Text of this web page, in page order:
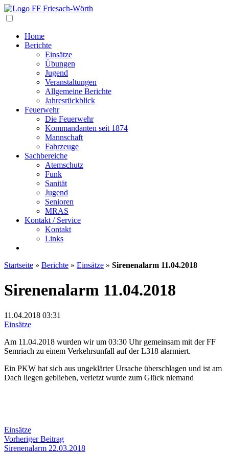
Home
Berichte
Einsätze
Übungen
Jugend
Veranstaltungen
Allgemeine Berichte
Jahresrückblick
Feuerwehr
Die Feuerwehr
Kommandanten seit 1874
Mannschaft
Fahrzeuge
Sachbereiche
Atemschutz
Funk
Sanität
Jugend
Senioren
MRAS
Kontakt / Service
Kontakt
Links
Startseite » Berichte » Einsätze » Sirenenalarm 11.04.2018
Sirenenalarm 11.04.2018
11.04.2018 03:31
Einsätze
Am 11.04.2018 wurden wir um 03:30 Uhr gemeinsam mit der FF
Semriach zu einem Verkehrsunfall auf der L318 alarmiert.
Ein PKW hat sich aus ungeklärter Ursache überschlagen und ist am
Dach liegen geblieben, verletzt wurde zum Glück niemand
Einsätze
Beitragsnavigation
Vorheriger BeitragVorheriger
Beitrag:
Sirenenalarm 22.03.2018